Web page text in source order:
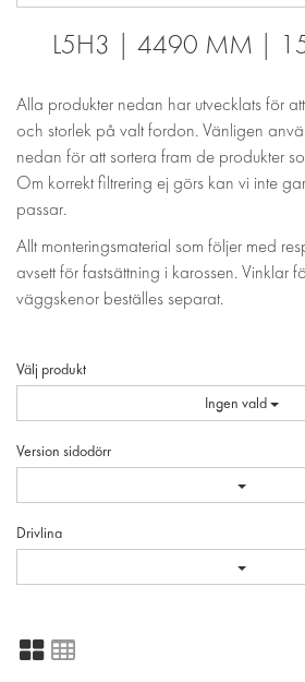
L5H3 | 4490 MM |
Alla produkter nedan har utvecklats för
och storlek på valt fordon. Vänligen
nedan för att sortera fram de produkter
Om korrekt filtrering ej görs kan vi inte
passar.
Allt monteringsmaterial som följer med
avsett för fastsättning i karossen. Vinklar
väggskenor beställes separat.
Välj produkt
Ingen vald
Version sidodörr
Drivlina